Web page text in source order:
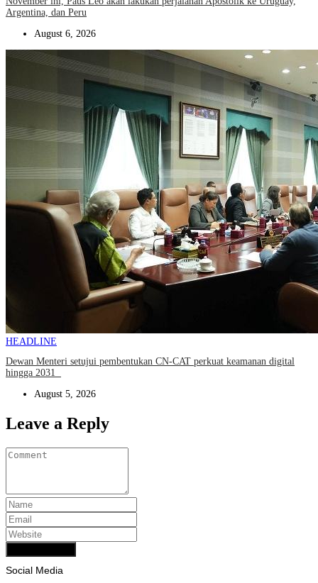
Argentina, dan Peru
August 6, 2026
HEADLINE
Dewan Menteri setujui pembentukan CN-CAT perkuat keamanan digital
hingga 2031
August 5, 2026
Leave a Reply
Social Media